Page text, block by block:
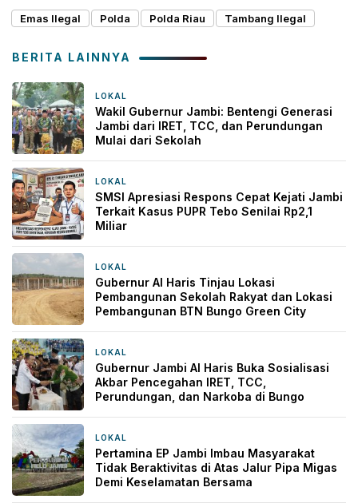
Emas Ilegal Polda Polda Riau Tambang Ilegal
BERITA LAINNYA
LOKAL
Wakil Gubernur Jambi: Bentengi Generasi
Jambi dari IRET, TCC, dan Perundungan
Mulai dari Sekolah
LOKAL
SMSI Apresiasi Respons Cepat Kejati Jambi
Terkait Kasus PUPR Tebo Senilai Rp2,1
Miliar
LOKAL
Gubernur Al Haris Tinjau Lokasi
Pembangunan Sekolah Rakyat dan Lokasi
Pembangunan BTN Bungo Green City
LOKAL
Gubernur Jambi Al Haris Buka Sosialisasi
Akbar Pencegahan IRET, TCC,
Perundungan, dan Narkoba di Bungo
LOKAL
Pertamina EP Jambi Imbau Masyarakat
Tidak Beraktivitas di Atas Jalur Pipa Migas
Demi Keselamatan Bersama